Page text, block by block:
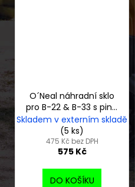
O´Neal náhradní sklo
pro B-22 & B-33 s piny,
radium red
Skladem v externím skladě
(5 ks)
475 Kč bez DPH
575 Kč
DO KOŠÍKU